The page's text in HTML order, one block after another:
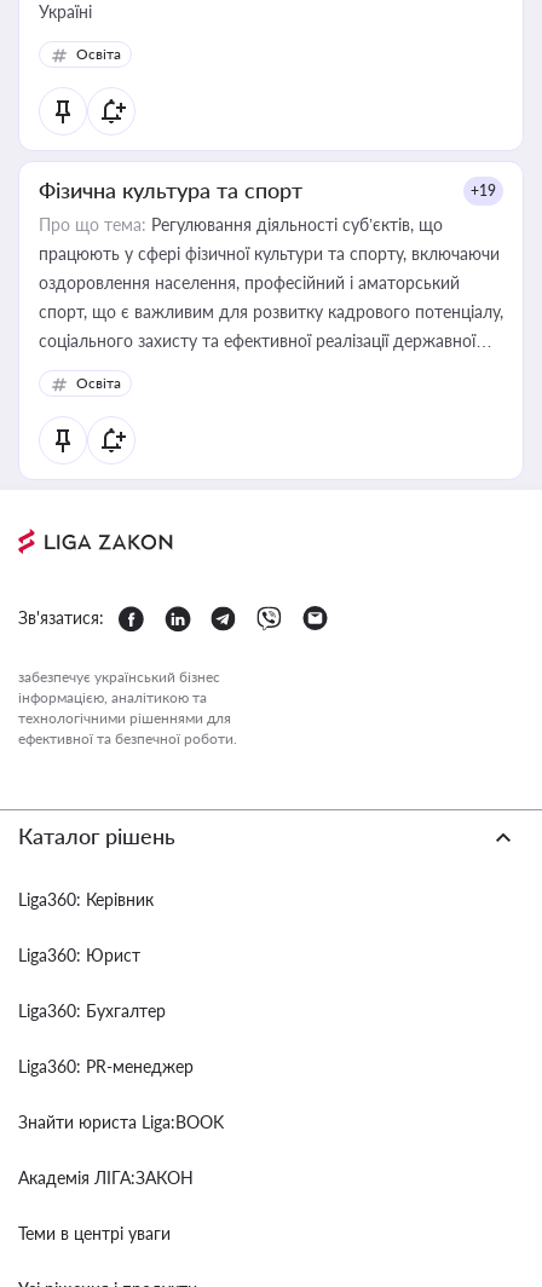
Україні
Освіта
Фізична культура та спорт +19
Про що тема: Регулювання діяльності суб’єктів, що
працюють у сфері фізичної культури та спорту, включаючи
оздоровлення населення, професійний і аматорський
спорт, що є важливим для розвитку кадрового потенціалу,
соціального захисту та ефективної реалізації державної
політики у цій галузі
Освіта
Зв'язатися:
забезпечує український бізнес
інформацією, аналітикою та
технологічними рішеннями для
ефективної та безпечної роботи.
Каталог рішень
Liga360: Керівник
Liga360: Юрист
Liga360: Бухгалтер
Liga360: PR-менеджер
Знайти юриста Liga:BOOK
Академія ЛІГА:ЗАКОН
Теми в центрі уваги